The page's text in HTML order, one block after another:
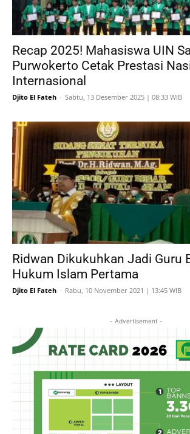
Recap 2025! Mahasiswa UIN
Purwokerto Cetak Prestasi
Internasional
Djito El Fateh - Sabtu, 13 Desember 2025 | 08:33 WIB
Ridwan Dikukuhkan Jadi Guru
Hukum Islam Pertama
Djito El Fateh - Rabu, 10 November 2021 | 13:45 WIB
- Advertisement -